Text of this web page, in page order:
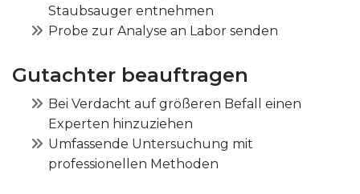
Staubsauger entnehmen
Probe zur Analyse an Labor senden
Gutachter beauftragen
Bei Verdacht auf größeren Befall einen
Experten hinzuziehen
Umfassende Untersuchung mit
professionellen Methoden